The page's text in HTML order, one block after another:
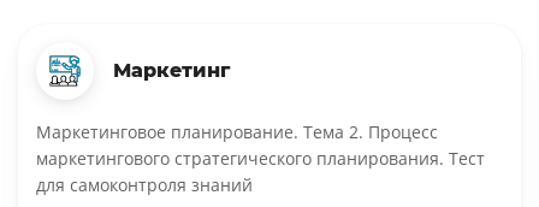
Маркетинг
Маркетинговое планирование. Тема 2. Процесс
маркетингового стратегического планирования. Тест
для самоконтроля знаний